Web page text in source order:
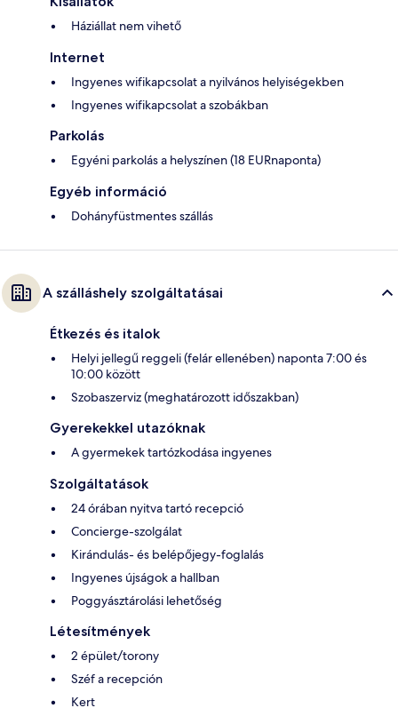
Háziállat nem vihető
Internet
Ingyenes wifikapcsolat a nyilvános helyiségekben
Ingyenes wifikapcsolat a szobákban
Parkolás
Egyéni parkolás a helyszínen (18 EURnaponta)
Egyéb információ
Dohányfüstmentes szállás
A szálláshely szolgáltatásai
Étkezés és italok
Helyi jellegű reggeli (felár ellenében) naponta 7:00 és
10:00 között
Szobaszerviz (meghatározott időszakban)
Gyerekekkel utazóknak
A gyermekek tartózkodása ingyenes
Szolgáltatások
24 órában nyitva tartó recepció
Concierge-szolgálat
Kirándulás- és belépőjegy-foglalás
Ingyenes újságok a hallban
Poggyásztárolási lehetőség
Létesítmények
2 épület/torony
Széf a recepción
Kert